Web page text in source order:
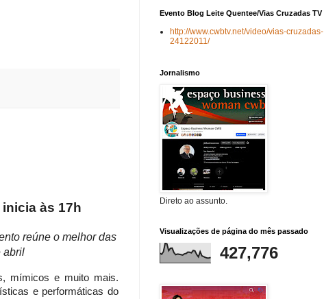
às 17h
reúne o melhor das
abril
mímicos e muito mais.
e performáticas do
Evento Blog Leite Quentee/Vias Cruzadas TV
http://www.cwbtv.net/video/vias-cruzadas-
24122011/
Jornalismo
Direto ao assunto.
Visualizações de página do mês passado
427,776